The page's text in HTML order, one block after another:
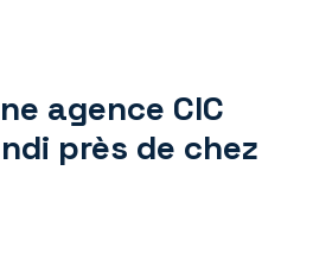
agence CIC
près de chez